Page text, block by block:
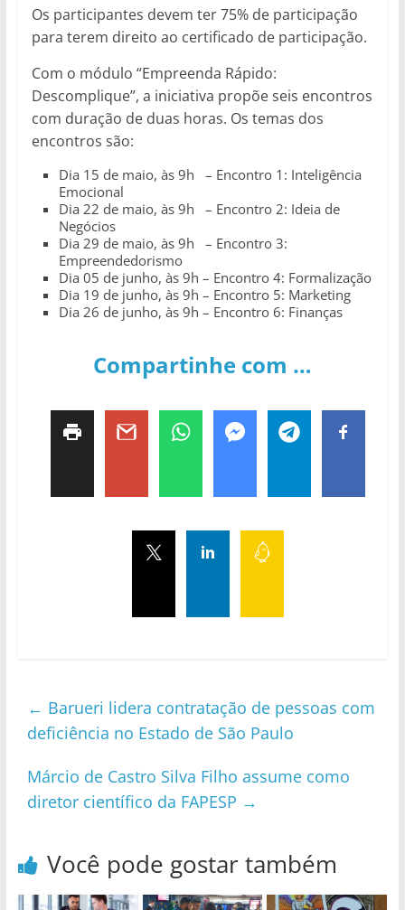
Os participantes devem ter 75% de participação
para terem direito ao certificado de participação.
Com o módulo “Empreenda Rápido:
Descomplique”, a iniciativa propõe seis encontros
com duração de duas horas. Os temas dos
encontros são:
Dia 15 de maio, às 9h – Encontro 1: Inteligência
Emocional
Dia 22 de maio, às 9h – Encontro 2: Ideia de
Negócios
Dia 29 de maio, às 9h – Encontro 3:
Empreendedorismo
Dia 05 de junho, às 9h – Encontro 4: Formalização
Dia 19 de junho, às 9h – Encontro 5: Marketing
Dia 26 de junho, às 9h – Encontro 6: Finanças
Compartinhe com …
← Barueri lidera contratação de pessoas com
deficiência no Estado de São Paulo
Márcio de Castro Silva Filho assume como
diretor científico da FAPESP →
Você pode gostar também